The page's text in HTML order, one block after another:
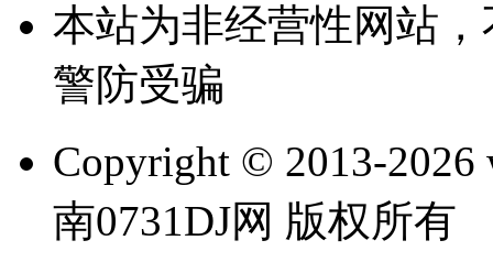
本站为非经营性网站
警防受骗
Copyright © 2013-2026
南0731DJ网 版权所有